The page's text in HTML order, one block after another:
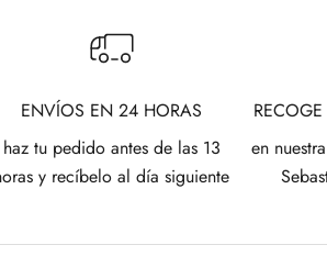
ENVÍOS EN 24 HORAS
haz tu pedido antes de las 13
y recíbelo al día siguiente
en